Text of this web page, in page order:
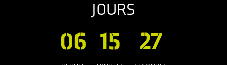
JOURS
06 15 28